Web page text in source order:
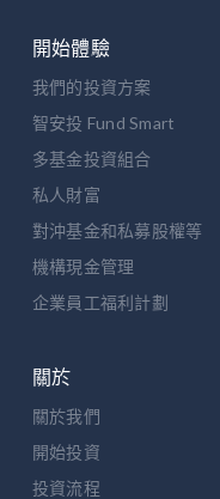
開始體驗
我們的投資方案
智安投 Fund Smart
多基金投資組合
私人財富
對沖基金和私募股權等
機構現金管理
企業員工福利計劃
關於
關於我們
開始投資
投資流程